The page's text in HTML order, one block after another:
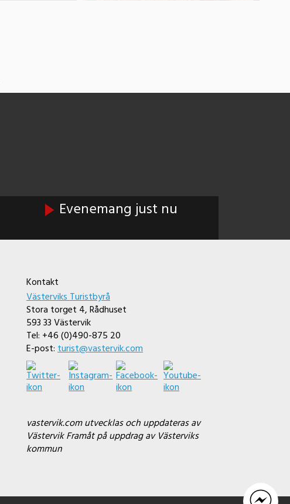
Evenemang just nu
Kontakt
Västerviks Turistbyrå
Stora torget 4, Rådhuset
593 33 Västervik
Tel: +46 (0)490-875 20
E-post:turist@vastervik.com
vastervik.com utvecklas och uppdateras av
Västervik Framåt på uppdrag av Västerviks
kommun